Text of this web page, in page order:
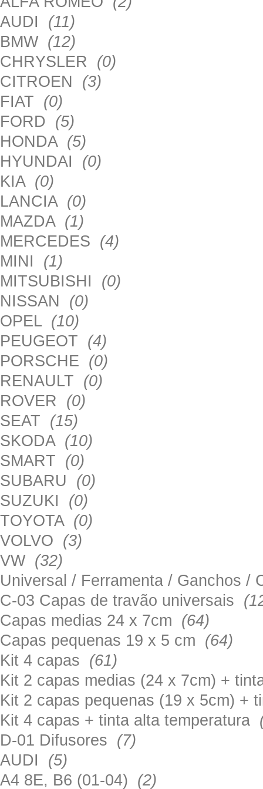
AUDI (11)
BMW (12)
CHRYSLER (0)
CITROEN (3)
FIAT (0)
FORD (5)
HONDA (5)
HYUNDAI (0)
KIA (0)
LANCIA (0)
MAZDA (1)
MERCEDES (4)
MINI (1)
MITSUBISHI (0)
NISSAN (0)
OPEL (10)
PEUGEOT (4)
PORSCHE (0)
RENAULT (0)
ROVER (0)
SEAT (15)
SKODA (10)
SMART (0)
SUBARU (0)
SUZUKI (0)
TOYOTA (0)
VOLVO (3)
VW (32)
Universal / Ferramenta / Ganchos
C-03 Capas de travão universais
Capas medias 24 x 7cm (64)
Capas pequenas 19 x 5 cm (64)
Kit 4 capas (61)
Kit 2 capas medias (24 x 7cm) +
Kit 2 capas pequenas (19 x 5cm) +
Kit 4 capas + tinta alta temperatura
D-01 Difusores (7)
AUDI (5)
A4 8E, B6 (01-04) (2)